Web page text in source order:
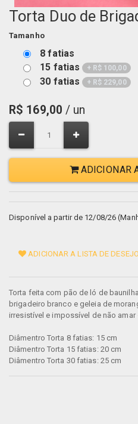
Torta Duo de
Tamanho
8 fatias
15 fatias
+ R$ 100,00
30 fatias + R$ 229,00
R$ 169,00 / un
ADICIONAR
Disponível a partir de 12/08/26
ADICIONAR A LISTA DE
Torta feita com pão de ló de
brigadeiro branco e geleia de
irresistível e impossível de não amar
Diâmentro Torta 8 fatias: 15 cm
Diâmentro Torta 15 fatias: 20 cm
Diâmentro Torta 30 fatias: 25 cm